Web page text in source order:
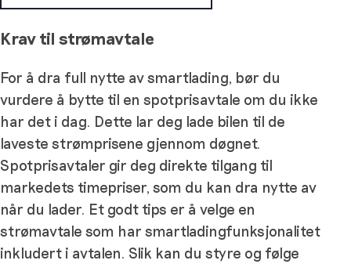
Krav til strømavtale
For å dra full nytte av smartlading, bør du
vurdere å bytte til en spotprisavtale om du ikke
har det i dag. Dette lar deg lade bilen til de
laveste strømprisene gjennom døgnet.
Spotprisavtaler gir deg direkte tilgang til
markedets timepriser, som du kan dra nytte av
når du lader. Et godt tips er å velge en
strømavtale som har smartladingfunksjonalitet
inkludert i avtalen. Slik kan du styre og følge